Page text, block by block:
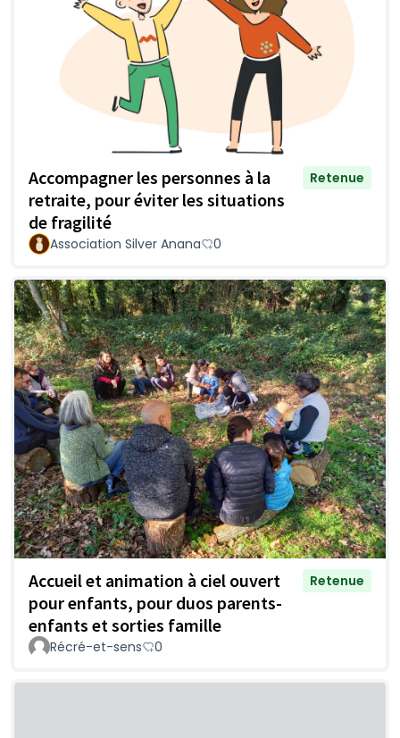
Accompagner les personnes à la
retraite, pour éviter les situations
de fragilité
Retenue
Association Silver Anana 0
Accueil et animation à ciel ouvert
pour enfants, pour duos parents-
enfants et sorties famille
Retenue
Récré-et-sens 0